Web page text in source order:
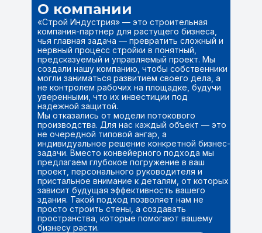
О компании
«Строй Индустрия» — это строительная
компания-партнер для растущего бизнеса,
чья главная задача — превратить сложный и
нервный процесс стройки в понятный,
предсказуемый и управляемый проект. Мы
создали нашу компанию, чтобы собственники
могли заниматься развитием своего дела, а
не контролем рабочих на площадке, будучи
уверенными, что их инвестиции под
надежной защитой.
Мы отказались от модели потокового
производства. Для нас каждый объект — это
не очередной типовой ангар, а
индивидуальное решение конкретной бизнес-
задачи. Вместо конвейерного подхода мы
предлагаем глубокое погружение в ваш
проект, персонального руководителя и
пристальное внимание к деталям, от которых
зависит будущая эффективность вашего
здания. Такой подход позволяет нам не
просто строить стены, а создавать
пространства, которые помогают вашему
бизнесу расти.